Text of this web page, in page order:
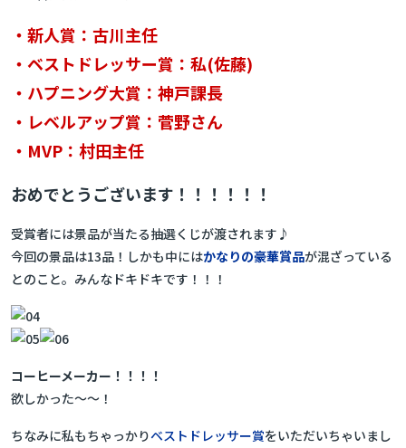
・新人賞：古川主任
・ベストドレッサー賞：私(佐藤)
・ハプニング大賞：神戸課長
・レベルアップ賞：菅野さん
・MVP：村田主任
おめでとうございます！！！！！！
受賞者には景品が当たる抽選くじが渡されます♪
今回の景品は13品！しかも中にはかなりの豪華賞品が混ざっている
とのこと。みんなドキドキです！！！
コーヒーメーカー！！！！
欲しかった～～！
ちなみに私もちゃっかりベストドレッサー賞をいただいちゃいまし